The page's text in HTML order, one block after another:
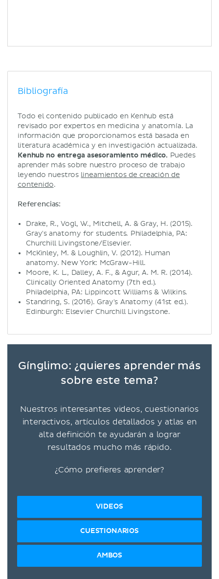
Bibliografía
Todo el contenido publicado en Kenhub está
revisado por expertos en medicina y anatomía. La
información que proporcionamos está basada en
literatura académica y en investigación actualizada.
Kenhub no entrega asesoramiento médico. Puedes
aprender más sobre nuestro proceso de trabajo
leyendo nuestros lineamientos de creación de
contenido.
Referencias:
Drake, R., Vogl, W., Mitchell, A. & Gray, H. (2015).
Gray's anatomy for students. Philadelphia, PA:
Churchill Livingstone/Elsevier.
McKinley, M. & Loughlin, V. (2012). Human
anatomy. New York: McGraw-Hill.
Moore, K. L., Dalley, A. F., & Agur, A. M. R. (2014).
Clinically Oriented Anatomy (7th ed.).
Philadelphia, PA: Lippincott Williams & Wilkins.
Standring, S. (2016). Gray's Anatomy (41st ed.).
Edinburgh: Elsevier Churchill Livingstone.
Gínglimo: ¿quieres aprender más
sobre este tema?
Nuestros interesantes videos, cuestionarios
interactivos, artículos detallados y atlas en
alta definición te ayudarán a lograr
resultados mucho más rápido.
¿Cómo prefieres aprender?
VIDEOS
CUESTIONARIOS
AMBOS